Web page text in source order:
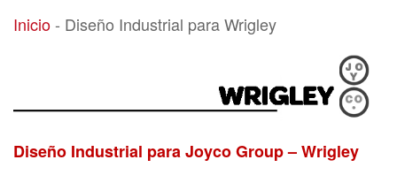
Diseño Industrial para Wrigley
Inicio- Diseño Industrial para Wrigley
Diseño Industrial para Joyco Group – Wrigley